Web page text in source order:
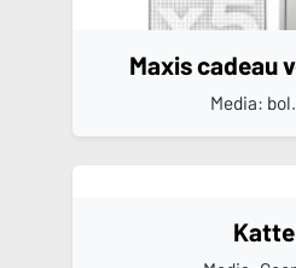
Maxis cadeau
Media: